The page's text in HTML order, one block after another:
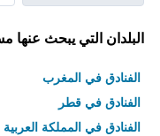
البلدان التي يبحث عنها
الفنادق في المغرب
الفنادق في قطر
الفنادق في المملكة